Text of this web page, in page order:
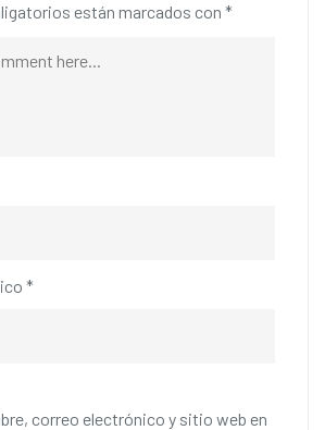
están marcados con *
*
correo electrónico y sitio web en